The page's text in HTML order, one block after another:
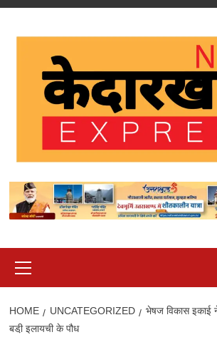
Skip
Menu
HOME UNCATEGORIZED
भेषज विकास इकाई
बडी़ इलायची के पौध